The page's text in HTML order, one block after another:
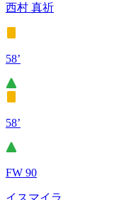
西村 真祈
58’
58’
FW 90
イスマイラ